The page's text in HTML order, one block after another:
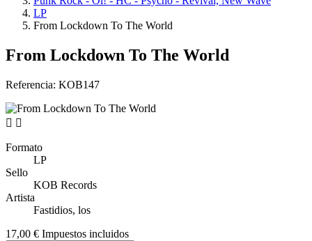
LP
From Lockdown To The World
From Lockdown To The World
Referencia: KOB147
 
Formato
LP
Sello
KOB Records
Artista
Fastidios, los
17,00 € Impuestos incluidos